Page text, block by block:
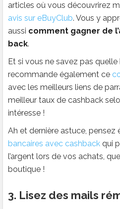
articles où vous découvrirez
avis sur eBuyClub. Vous y
aussi comment gagner de
back.
Et si vous ne savez pas
recommande également ce
avec les meilleurs liens de
meilleur taux de cashback
intéresse !
Ah et dernière astuce, pensez
bancaires avec cashback qui
l’argent lors de vos achats,
boutique !
3. Lisez des mails